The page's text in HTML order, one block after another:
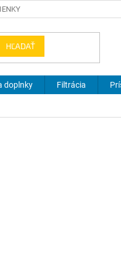
HĽADAŤ
doplnky Filtrácia